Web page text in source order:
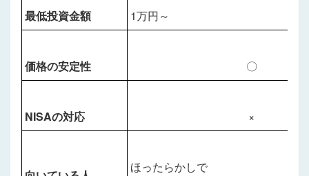
最低投資金額 1万円～
価格の安定性 〇
NISAの対応 ×
ほったらかしで